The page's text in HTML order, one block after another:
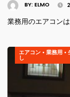
BY: ELMO
業務用のエアコン
エアコン • 業務用 •
し